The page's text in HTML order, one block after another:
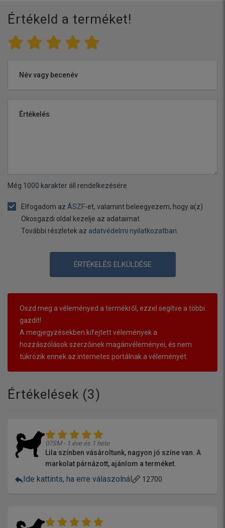
Értékeld a terméket!
Név vagy becenév
Értékelés
Még 1000 karakter áll rendelkezésére
Elfogadom az ÁSZF-et, valamint beleegyezem, hogy a(z)
Okosgazdi oldal kezelje az adataimat.
További részletek az adatvédelmi nyilatkozatban.
ÉRTÉKELÉS ELKÜLDÉSE
Oszd meg a véleményed a termékről, ezzel segítve a többi
gazdit!
A megjegyzésekben kifejtett vélemények a
hozzászólások szerzőinek magánvéleményei, és nem
tükrözik ennek az internetes portálnak a véleményét.
Értékelések (3)
07SM - 1 éve és 1 hete
Lila színben vásároltunk, nagyon jó színe van. A
markolat párnázott, ajánlom a terméket.
Ide kattints, ha erre válaszolnál 12700